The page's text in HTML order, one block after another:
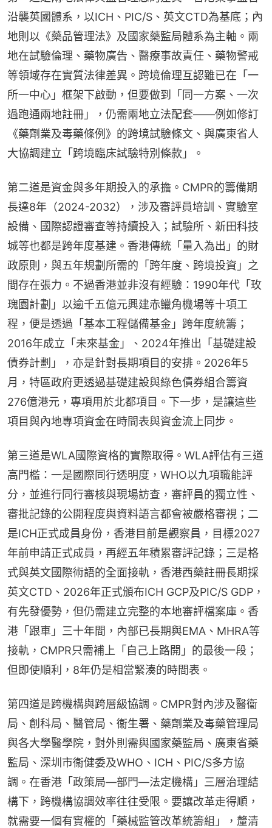
沿襲英國體系，以ICH、PIC/S、英文CTD為基底；內
地則以《藥品管理法》及國家藥監局體系為主軸。兩
地在試驗倫理、藥物廣告、醫療事故責任、藥物警戒
等領域存在實質法律差異。跨境倫理互認雖已在「一
所一中心」框架下啟動，但要做到「同一方案、一次
過跑通兩地註冊」，仍需兩地立法配套——例如修訂
《藥劑業及毒藥條例》的跨境試驗條文、與廣東省人
大協調建立「跨境臨床試驗特別條款」。
第二道是資金與多年期投入的承擔。CMPR的籌備期
長達8年（2024-2032），涉及審評員培訓、實驗室
設備、國際認證審查等持續投入；試驗所、新田科技
城等也都是跨年度基建。香港傳統「量入為出」的財
政原則，與五年規劃所需的「跨年度、跨境投資」之
間存在張力。不過香港並非沒有經驗：1990年代「玫
瑰園計劃」以逾千五億元興建赤鱲角機場等十項工
程，便是透過「基本工程儲備基金」跨年度統籌；
2016年成立「未來基金」、2024年推出「基礎建設
債券計劃」，亦是針對長期項目的安排。2026年5
月，特區政府更透過基礎建設與綠色債券組合籌資
276億港元，專項用於北都項目。下一步，是讓這些
項目與內地專項資金在時間表與資金流上同步。
第三道是WLA國際資格的實際取得。WLA評估有三道
高門檻：一是國際同行透明度，WHO以九項職能評
分，並進行同行審核與現場訪查，審評員的獨立性、
審批記錄的公開程度與資料語言都會被嚴格審視；二
是ICH正式成員身份，香港目前是觀察員，目標2027
年前申請正式成員，再經五年積累審評記錄；三是格
式與英文國際術語的全面接軌，香港西藥註冊長期採
英文CTD、2026年正式頒布ICH GCP及PIC/S GDP，
有先發優勢，但仍需建立完整的本地審評檔案庫。香
港「跟車」三十年間，內部已長期與EMA、MHRA等
接軌，CMPR只需補上「自己上路開」的最後一段；
但即使順利，8年仍是相當緊湊的時間表。
第四道是跨機構與跨層級協調。CMPR對內涉及醫衞
局、創科局、醫管局、衞生署、藥劑業及毒藥管理局
與各大學醫學院，對外則需與國家藥監局、廣東省藥
監局、深圳市衞健委及WHO、ICH、PIC/S多方協
調。在香港「政策局—部門—法定機構」三層治理結
構下，跨機構協調效率往往受限。要讓改革走得順，
就需要一個有實權的「藥械監管改革統籌組」，釐清